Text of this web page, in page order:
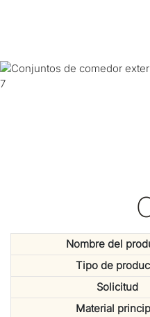
Nombre del
Tipo de
Solicitud
Material